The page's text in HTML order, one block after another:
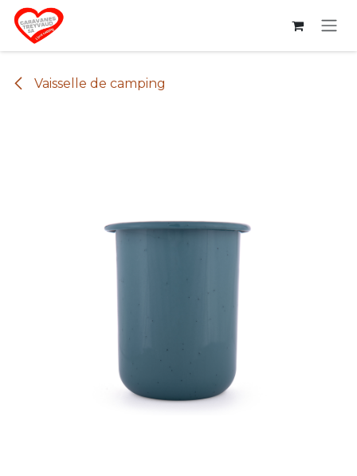
Se rendre au contenu
Vaisselle de camping